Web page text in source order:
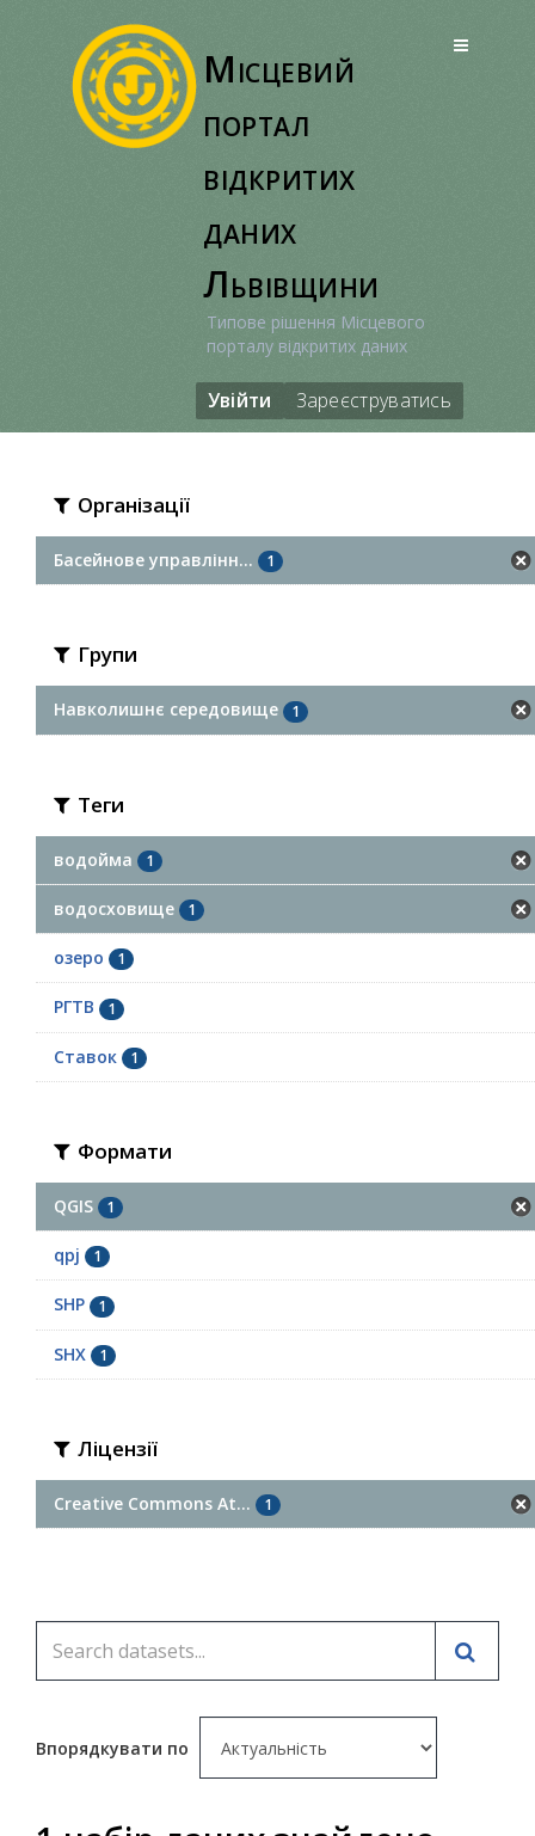
Місцевий
портал
відкритих
даних
Львівщини
Типове рішення Місцевого
порталу відкритих даних
Увійти Зареєструватись
Організації
Басейнове управлінн... 1
Групи
Навколишнє середовище 1
Теги
водойма 1
водосховище 1
озеро 1
РГТВ 1
Ставок 1
Формати
QGIS 1
qpj 1
SHP 1
SHX 1
Ліцензії
Creative Commons At... 1
Впорядкувати по